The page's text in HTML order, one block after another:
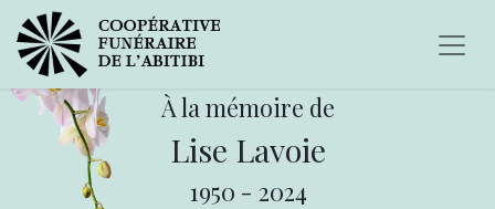
À la mémoire de
Lise Lavoie
1950 - 2024